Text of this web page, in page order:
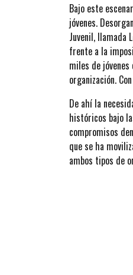
Bajo este
jóvenes.
Juvenil, llamada
frente a la
miles de
organización.
De ahí la
históricos bajo
compromisos
que se ha
ambos tipos de